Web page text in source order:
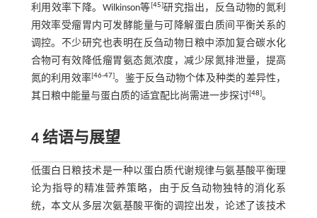
利用效率下降。Wilkinson等[45]研究指出，反刍动物的氮利
用效率受瘤胃内可发酵能量与可降解蛋白质间平衡关系的
调控。不少研究也表明在反刍动物日粮中添加复合碳水化
合物可有效降低瘤胃氨态氮浓度，减少尿氮排泄量，提高
氮的利用效率[46-47]。鉴于反刍动物个体及种类的差异性，
其日粮中能量与蛋白质的适宜配比尚需进一步探讨[48]。
4 结语与展望
低蛋白日粮技术是一种以蛋白质代谢规律与氨基酸平衡理
论为指导的精准营养策略，由于反刍动物独特的消化系
统，本文从多层次氨基酸平衡的调控出发，论述了该技术